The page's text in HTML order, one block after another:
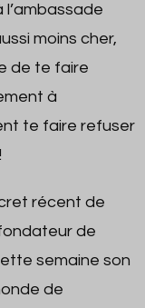
moins cher,
de te faire
à
te faire refuser
récent de
de
semaine son
de